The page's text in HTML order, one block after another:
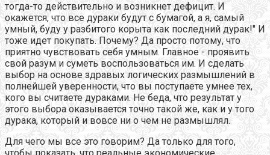
тогда-то действительно и возникнет дефицит. И
окажется, что все дураки будут с бумагой, а я, самый
умный, буду у разбитого корыта как последний дурак!" И
тоже идет покупать. Почему? Да просто потому, что
приятно чувствовать себя умным. Главное - проявить
свой разум и суметь воспользоваться им. И сделать
выбор на основе здравых логических размышлений в
полнейшей уверенности, что вы поступаете умнее тех,
кого вы считаете дураками. Не беда, что результат у
этого выбора оказывается точно такой же, как и у того
дурака, который и вовсе ни о чем не размышлял.
Для чего мы все это говорим? Да только для того,